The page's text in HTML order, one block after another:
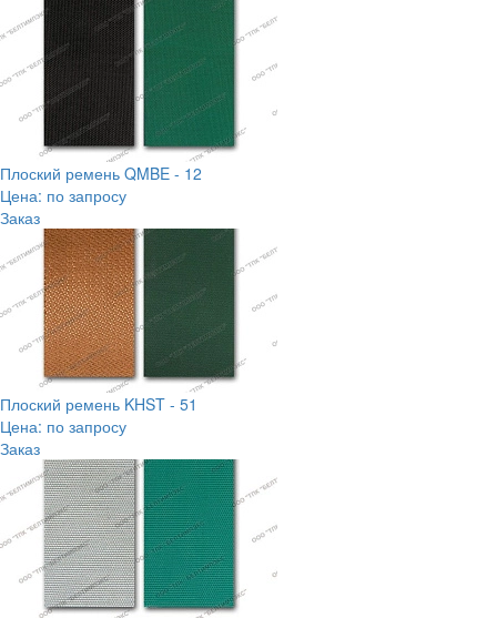
Плоский ремень QMBE - 12
Цена: по запросу
Заказ
Плоский ремень KHST - 51
Цена: по запросу
Заказ